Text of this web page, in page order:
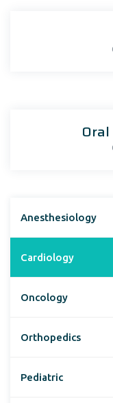
Anesthesiology
Cardiology
Oncology
Orthopedics
Pediatric